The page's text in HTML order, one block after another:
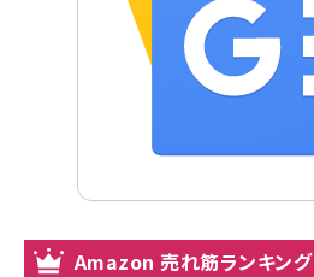
Amazon 売れ筋ランキング